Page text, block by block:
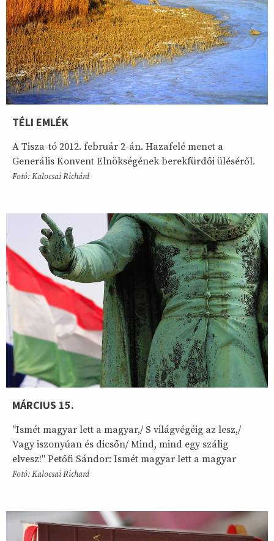
TÉLI EMLÉK
A Tisza-tó 2012. február 2-án. Hazafelé menet a
Generális Konvent Elnökségének berekfürdői üléséről.
Fotó: Kalocsai Richárd
MÁRCIUS 15.
"Ismét magyar lett a magyar,/ S világvégéig az lesz,/
Vagy iszonyúan és dicsőn/ Mind, mind egy szálig
elvesz!" Petőfi Sándor: Ismét magyar lett a magyar
Fotó: Kalocsai Richard